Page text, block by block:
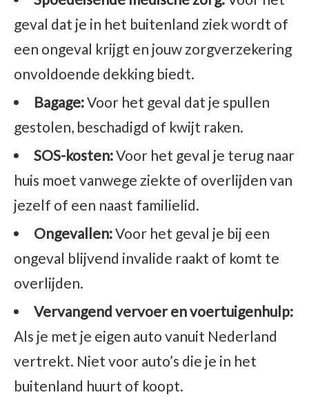
geval dat je in het buitenland ziek wordt of
een ongeval krijgt en jouw zorgverzekering
onvoldoende dekking biedt.
Bagage:Voor het geval dat je spullen
gestolen, beschadigd of kwijt raken.
SOS-kosten:Voor het geval je terug naar
huis moet vanwege ziekte of overlijden van
jezelf of een naast familielid.
Ongevallen:Voor het geval je bij een
ongeval blijvend invalide raakt of komt te
overlijden.
Vervangend vervoer en voertuigenhulp:
Als je met je eigen auto vanuit Nederland
vertrekt. Niet voor auto’s die je in het
buitenland huurt of koopt.